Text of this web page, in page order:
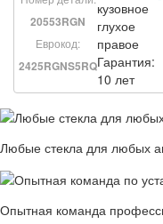
20553RGN
Еврокод:
2425RGNS5RQ
кузовное
глухое
правое
Гарантия:
10 лет
Любые стекла для любых
Опытная команда